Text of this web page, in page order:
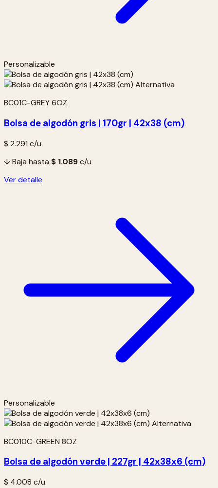
Personalizable
BC01C-GREY 6OZ
Bolsa de algodón gris | 170gr | 42x38 (cm)
$ 2.291 c/u
↓ Baja hasta $ 1.089c/u
Ver detalle
Personalizable
BC010C-GREEN 8OZ
Bolsa de algodón verde | 227gr | 42x38x6 (cm)
$ 4.008 c/u